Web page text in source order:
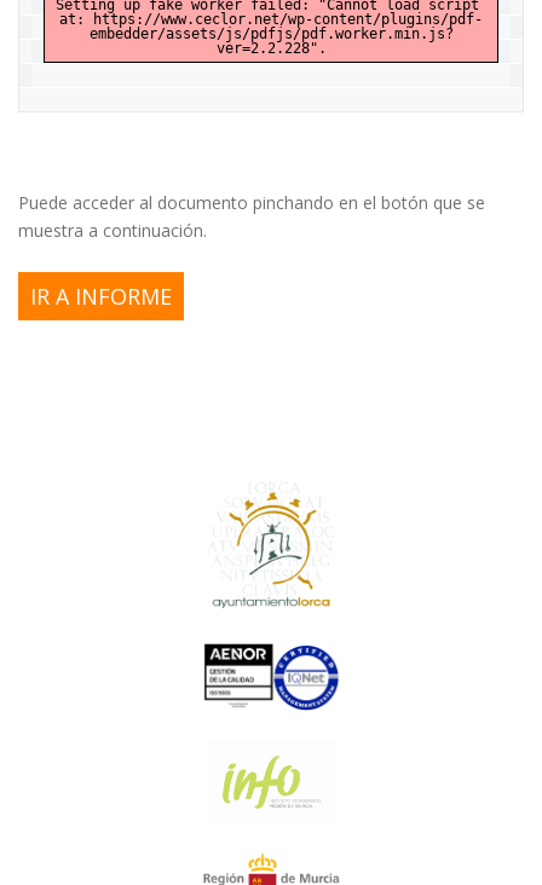
Setting up fake worker failed: "Cannot load script
at: https://www.ceclor.net/wp-content/plugins/pdf-
embedder/assets/js/pdfjs/pdf.worker.min.js?
ver=2.2.228".
Puede acceder al documento pinchando en el botón que se
muestra a continuación.
IR A INFORME